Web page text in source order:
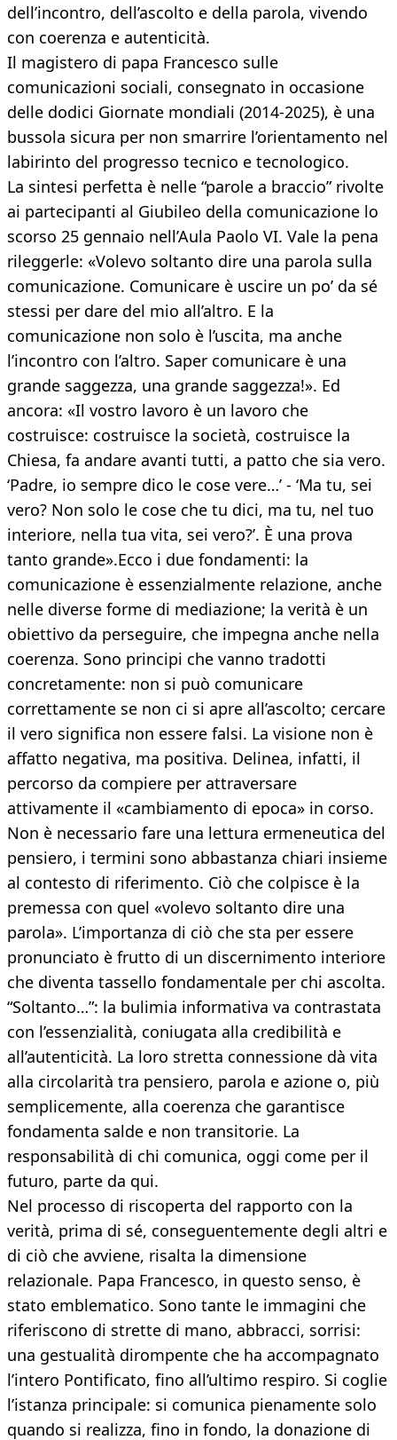
dell’incontro, dell’ascolto e della parola, vivendo
con coerenza e autenticità.
Il magistero di papa Francesco sulle
comunicazioni sociali, consegnato in occasione
delle dodici Giornate mondiali (2014-2025), è una
bussola sicura per non smarrire l’orientamento nel
labirinto del progresso tecnico e tecnologico.
La sintesi perfetta è nelle “parole a braccio” rivolte
ai partecipanti al Giubileo della comunicazione lo
scorso 25 gennaio nell’Aula Paolo VI. Vale la pena
rileggerle: «Volevo soltanto dire una parola sulla
comunicazione. Comunicare è uscire un po’ da sé
stessi per dare del mio all’altro. E la
comunicazione non solo è l’uscita, ma anche
l’incontro con l’altro. Saper comunicare è una
grande saggezza, una grande saggezza!». Ed
ancora: «Il vostro lavoro è un lavoro che
costruisce: costruisce la società, costruisce la
Chiesa, fa andare avanti tutti, a patto che sia vero.
‘Padre, io sempre dico le cose vere…’ - ‘Ma tu, sei
vero? Non solo le cose che tu dici, ma tu, nel tuo
interiore, nella tua vita, sei vero?’. È una prova
tanto grande».Ecco i due fondamenti: la
comunicazione è essenzialmente relazione, anche
nelle diverse forme di mediazione; la verità è un
obiettivo da perseguire, che impegna anche nella
coerenza. Sono principi che vanno tradotti
concretamente: non si può comunicare
correttamente se non ci si apre all’ascolto; cercare
il vero significa non essere falsi. La visione non è
affatto negativa, ma positiva. Delinea, infatti, il
percorso da compiere per attraversare
attivamente il «cambiamento di epoca» in corso.
Non è necessario fare una lettura ermeneutica del
pensiero, i termini sono abbastanza chiari insieme
al contesto di riferimento. Ciò che colpisce è la
premessa con quel «volevo soltanto dire una
parola». L’importanza di ciò che sta per essere
pronunciato è frutto di un discernimento interiore
che diventa tassello fondamentale per chi ascolta.
“Soltanto…”: la bulimia informativa va contrastata
con l’essenzialità, coniugata alla credibilità e
all’autenticità. La loro stretta connessione dà vita
alla circolarità tra pensiero, parola e azione o, più
semplicemente, alla coerenza che garantisce
fondamenta salde e non transitorie. La
responsabilità di chi comunica, oggi come per il
futuro, parte da qui.
Nel processo di riscoperta del rapporto con la
verità, prima di sé, conseguentemente degli altri e
di ciò che avviene, risalta la dimensione
relazionale. Papa Francesco, in questo senso, è
stato emblematico. Sono tante le immagini che
riferiscono di strette di mano, abbracci, sorrisi:
una gestualità dirompente che ha accompagnato
l’intero Pontificato, fino all’ultimo respiro. Si coglie
l’istanza principale: si comunica pienamente solo
quando si realizza, fino in fondo, la donazione di